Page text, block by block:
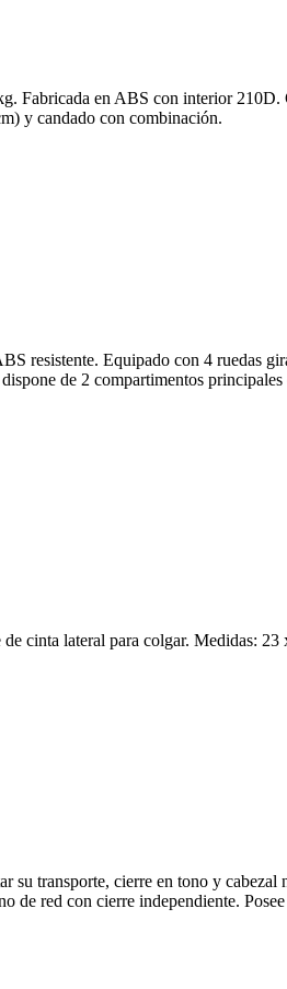
Fabricada en ABS con interior
y candado con combinación.
resistente. Equipado con 4 ruedas
de 2 compartimentos
cinta lateral para colgar. Medidas: 23
su transporte, cierre en tono y
de red con cierre independiente.